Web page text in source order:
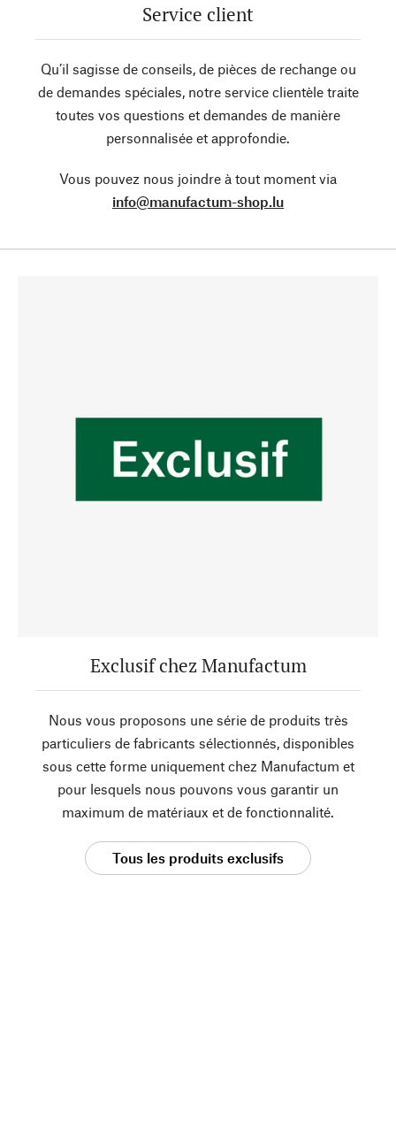
Service client
Qu’il sagisse de conseils, de pièces de rechange ou
de demandes spéciales, notre service clientèle traite
toutes vos questions et demandes de manière
personnalisée et approfondie.
Vous pouvez nous joindre à tout moment via
info@manufactum-shop.lu
Exclusif chez Manufactum
Nous vous proposons une série de produits très
particuliers de fabricants sélectionnés, disponibles
sous cette forme uniquement chez Manufactum et
pour lesquels nous pouvons vous garantir un
maximum de matériaux et de fonctionnalité.
Tous les produits exclusifs